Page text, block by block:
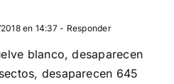
en 14:37- Responder
blanco, desaparecen
desaparecen 645